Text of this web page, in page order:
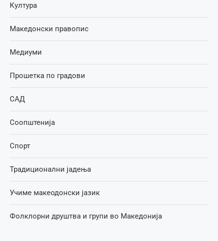
Култура
Македонски правопис
Медиуми
Прошетка по градови
САД
Соопштенија
Спорт
Традиционални јадења
Учиме макеодонски јазик
Фолклорни друштва и групи во Македонија